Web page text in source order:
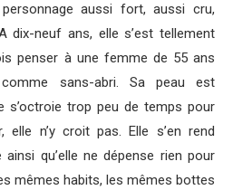
aussi fort, aussi cru,
neuf ans, elle s’est tellement
penser à une femme de 55 ans
sans-abri. Sa peau est
s’octroie trop peu de temps pour
elle n’y croit pas. Elle s’en rend
ainsi qu’elle ne dépense rien pour
mêmes habits, les mêmes bottes